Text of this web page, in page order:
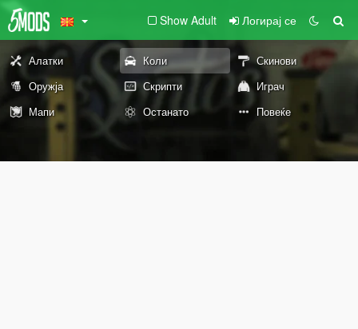
Show Adult Логирај се
Алатки Коли
Скинови
Оружја
Скрипти
Играч
Мапи
Останато Повеќе